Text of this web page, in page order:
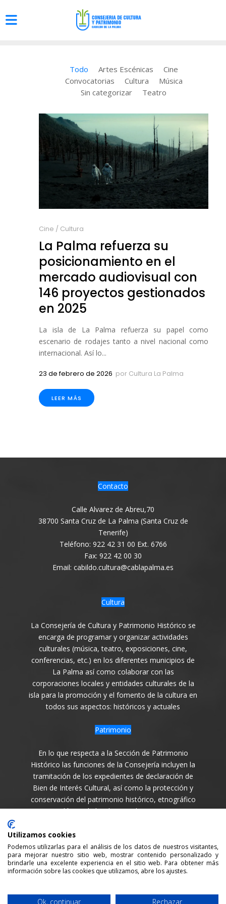
Todo Artes Escénicas
Cine
Convocatorias
Cultura
Música
Sin categorizar
Teatro
Cine / Cultura
La Palma refuerza su
posicionamiento en el
mercado audiovisual con
146 proyectos gestionados
en 2025
La isla de La Palma refuerza su papel como
escenario de rodajes tanto a nivel nacional como
internacional. Así lo...
23 de febrero de 2026 por Cultura La Palma
LEER MÁS
Contacto
Calle Alvarez de Abreu,70
38700 Santa Cruz de La Palma (Santa Cruz de
Tenerife)
Teléfono: 922 42 31 00 Ext. 6766
Fax: 922 42 00 30
Email: cabildo.cultura@cablapalma.es
Cultura
La Consejería de Cultura y Patrimonio Histórico se
encarga de programar y organizar actividades
culturales (música, teatro, exposiciones, cine,
conferencias, etc.) en los diferentes municipios de
La Palma así como colaborar con las
corporaciones locales y entidades culturales de la
isla para la promoción y el fomento de la cultura en
todos sus aspectos: históricos y actuales
Patrimonio
En lo que respecta a la Sección de Patrimonio
Histórico las funciones de la Consejería incluyen la
tramitación de los expedientes de declaración de
Bien de Interés Cultural, así como la protección y
conservación del patrimonio histórico, etnográfico
y arqueológico de la Isla en todas sus variantes.
Consejería de Cultura y Patrimonio del Cabildo Insular
Utilizamos cookies
Podemos utilizarlas para el análisis de los datos de nuestros visitantes,
para mejorar nuestro sitio web, mostrar contenido personalizado y
brindarle una excelente experiencia en el sitio web. Para obtener más
información sobre las cookies que utilizamos, abre los ajustes.
Ok, continuar Rechazar